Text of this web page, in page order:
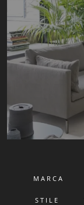
MARCA
STILE